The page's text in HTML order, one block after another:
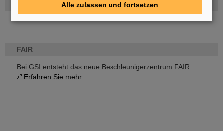
FAIR
Bei GSI entsteht das neue Beschleunigerzentrum FAIR.
Erfahren Sie mehr.
Alle zulassen und fortsetzen